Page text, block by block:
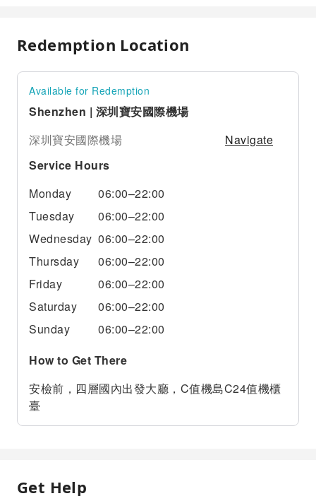
Redemption Location
Available for Redemption
Shenzhen | 深圳寶安國際機場
深圳寶安國際機場
Navigate
Service Hours
Monday
06:00–22:00
Tuesday
06:00–22:00
Wednesday 06:00–22:00
Thursday
06:00–22:00
Friday
06:00–22:00
Saturday
06:00–22:00
Sunday
06:00–22:00
How to Get There
安檢前，四層國內出發大廳，C值機島C24值機櫃
臺
Get Help